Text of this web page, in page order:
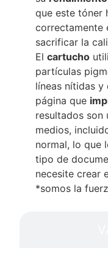
que este tóner
correctamente
sacrificar la
El cartucho
partículas
líneas nítidas y
página que
resultados son
medios,
normal, lo que
tipo de
necesite crear
*somos la